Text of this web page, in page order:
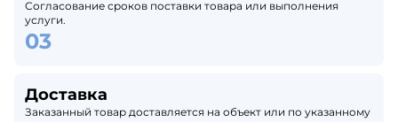
Согласование сроков поставки товара или выполнения
услуги.
Доставка
Заказанный товар доставляется на объект или по указанному